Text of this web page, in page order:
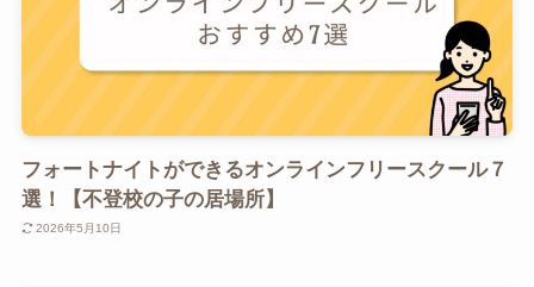
フォートナイトができるオンラインフリースクール７
選！【不登校の子の居場所】
2026年5月10日